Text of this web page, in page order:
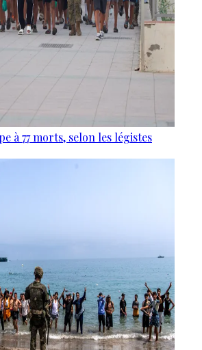
à 77 morts, selon les légistes